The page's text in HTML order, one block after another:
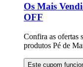
Os Mais
OFF
Confira as ofertas
produtos Pé de
Este cupom